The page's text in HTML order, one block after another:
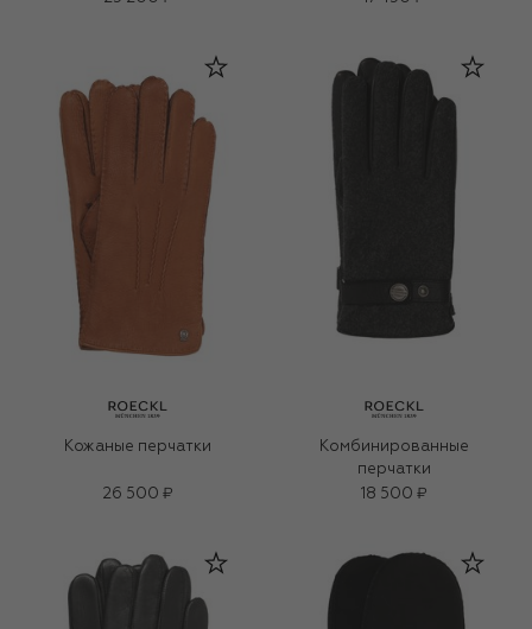
Кожаные перчатки
26 500 ₽
Комбинированные
перчатки
18 500 ₽